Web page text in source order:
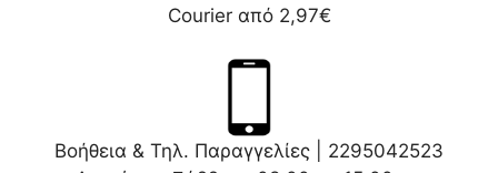
Courier από 2,97€
Βοήθεια & Τηλ. Παραγγελίες | 2295042523